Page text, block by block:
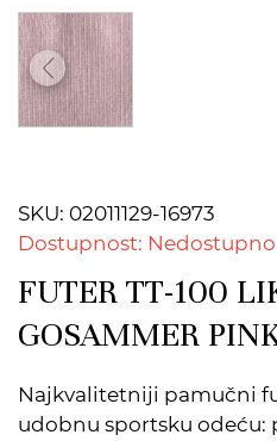
SKU: 02011129-16973
Dostupnost: Nedostupno
FUTER TT-100
GOSAMMER
Najkvalitetniji pamučni
udobnu sportsku odeću: